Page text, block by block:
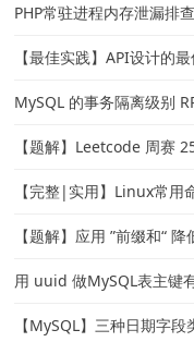
PHP常驻进程内存泄漏排查
【最佳实践】API设计的
MySQL 的事务隔离级别
【题解】Leetcode 周赛
【完整|实用】Linux常用
【题解】应用 ”前缀和“
用 uuid 做MySQL表主键
【MySQL】三种日期字